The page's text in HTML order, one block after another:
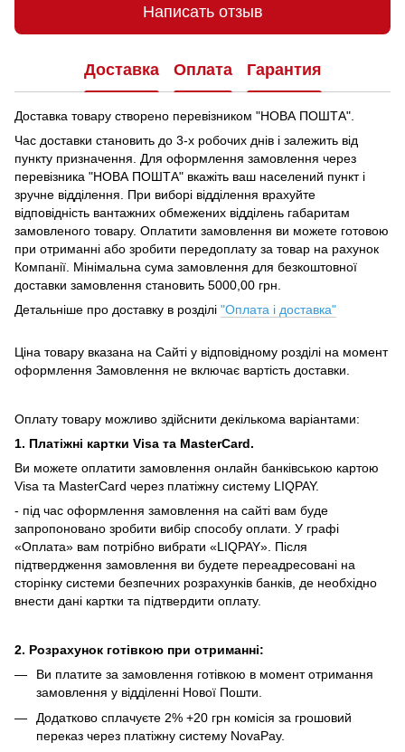
Написать отзыв
Доставка Оплата Гарантия
Доставка товару створено перевізником "НОВА ПОШТА".
Час доставки становить до 3-х робочих днів і залежить від
пункту призначення. Для оформлення замовлення через
перевізника "НОВА ПОШТА" вкажіть ваш населений пункт і
зручне відділення.
При виборі відділення врахуйте
відповідність вантажних обмежених відділень габаритам
замовленого товару. Оплатити замовлення ви можете готовою
при отриманні або зробити передоплату за товар на рахунок
Компанії. Мінімальна сума замовлення для безкоштовної
доставки замовлення становить 5000,00 грн.
Детальніше про доставку в розділі "Оплата і доставка"
Ціна товару вказана на Сайті у відповідному розділі на момент
оформлення Замовлення не включає вартість доставки.
Оплату товару можливо здійснити декількома варіантами:
1. Платіжні картки Visa та MasterCard.
Ви можете оплатити замовлення онлайн банківською картою
Visa та MasterCard через платіжну систему LIQPAY.
- під час оформлення замовлення на сайті вам буде
запропоновано зробити вибір способу оплати. У графі
«Оплата» вам потрібно вибрати «LIQPAY». Після
підтвердження замовлення ви будете переадресовані на
сторінку системи безпечних розрахунків банків, де необхідно
внести дані картки та підтвердити оплату.
2. Розрахунок готівкою при отриманні:
Ви платите за замовлення готівкою в момент отримання
замовлення у відділенні Нової Пошти.
Додатково сплачуєте 2% +20 грн комісія за грошовий
переказ через платіжну систему NovaPay.